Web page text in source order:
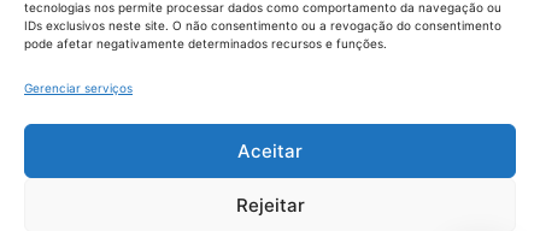
tecnologias nos permite processar dados como comportamento da navegação ou
IDs exclusivos neste site. O não consentimento ou a revogação do consentimento
pode afetar negativamente determinados recursos e funções.
Gerenciar serviços
Aceitar
Rejeitar
AUDITAR
Setor de Administração Federal Sul (SAF/Sul), Qd. 04, Lt. 01
Tribunal de Contas da União (TCU), Subsolo, Sala S04
Termos de uso